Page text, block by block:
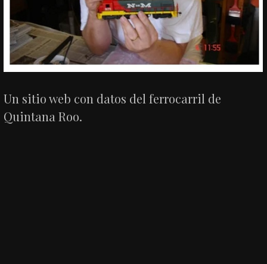
Un sitio web con datos del ferrocarril de
Quintana Roo.